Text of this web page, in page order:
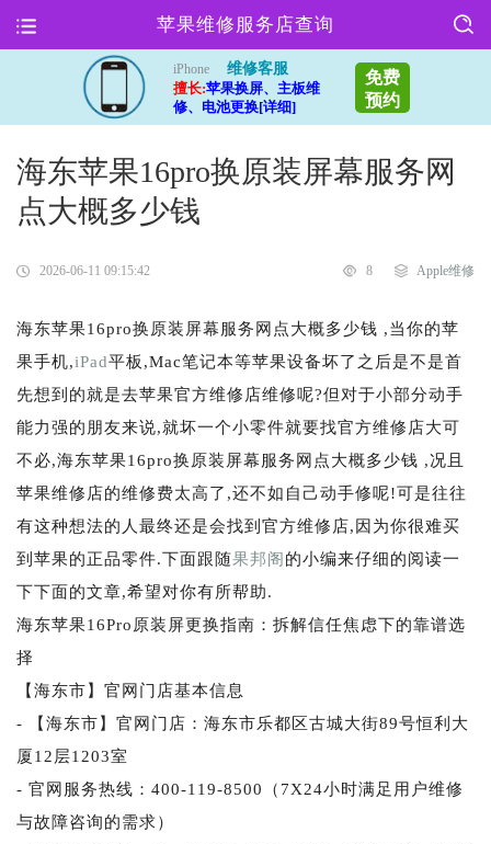
苹果维修服务店查询
iPhone
维修客服
擅长:苹果换屏、主板维
修、电池更换[详细]
免费
预约
海东苹果16pro换原装屏幕服务网
点大概多少钱
2026-06-11 09:15:42 8 Apple维修
海东苹果16pro换原装屏幕服务网点大概多少钱 ,当你的苹
果手机,iPad平板,Mac笔记本等苹果设备坏了之后是不是首
先想到的就是去苹果官方维修店维修呢?但对于小部分动手
能力强的朋友来说,就坏一个小零件就要找官方维修店大可
不必,海东苹果16pro换原装屏幕服务网点大概多少钱 ,况且
苹果维修店的维修费太高了,还不如自己动手修呢!可是往往
有这种想法的人最终还是会找到官方维修店,因为你很难买
到苹果的正品零件.下面跟随果邦阁的小编来仔细的阅读一
下下面的文章,希望对你有所帮助.
海东苹果16Pro原装屏更换指南：拆解信任焦虑下的靠谱选
择
【海东市】官网门店基本信息
- 【海东市】官网门店：海东市乐都区古城大街89号恒利大
厦12层1203室
- 官网服务热线：400-119-8500（7X24小时满足用户维修
与故障咨询的需求）